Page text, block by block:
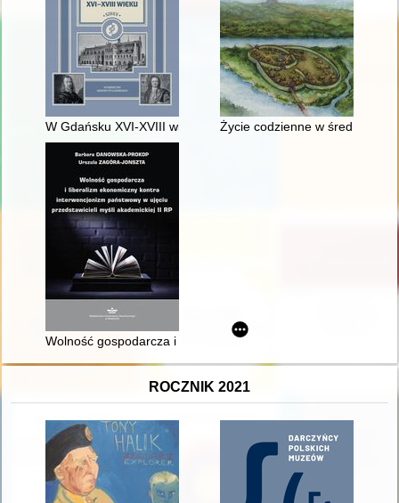
W Gdańsku XVI-XVIII wieku : szkiceŻycie codzienne w
Wolność gospodarcza i liberalizm ekonomiczny kontra
ROCZNIK 2021